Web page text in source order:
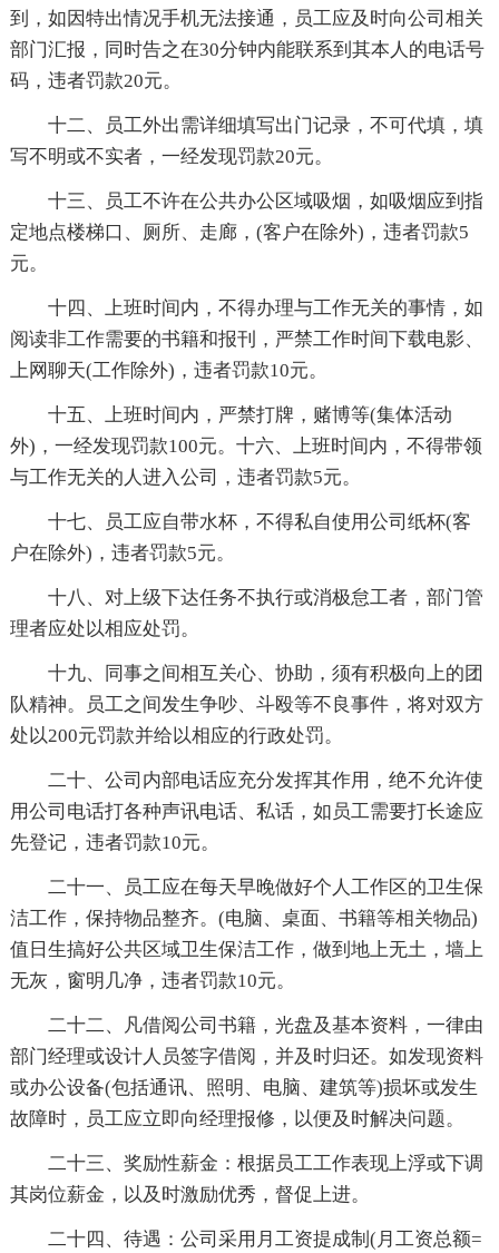
到，如因特出情况手机无法接通，员工应及时向公司相关
部门汇报，同时告之在30分钟内能联系到其本人的电话号
码，违者罚款20元。
十二、员工外出需详细填写出门记录，不可代填，填
写不明或不实者，一经发现罚款20元。
十三、员工不许在公共办公区域吸烟，如吸烟应到指
定地点楼梯口、厕所、走廊，(客户在除外)，违者罚款5
元。
十四、上班时间内，不得办理与工作无关的事情，如
阅读非工作需要的书籍和报刊，严禁工作时间下载电影、
上网聊天(工作除外)，违者罚款10元。
十五、上班时间内，严禁打牌，赌博等(集体活动
外)，一经发现罚款100元。十六、上班时间内，不得带领
与工作无关的人进入公司，违者罚款5元。
十七、员工应自带水杯，不得私自使用公司纸杯(客
户在除外)，违者罚款5元。
十八、对上级下达任务不执行或消极怠工者，部门管
理者应处以相应处罚。
十九、同事之间相互关心、协助，须有积极向上的团
队精神。员工之间发生争吵、斗殴等不良事件，将对双方
处以200元罚款并给以相应的行政处罚。
二十、公司内部电话应充分发挥其作用，绝不允许使
用公司电话打各种声讯电话、私话，如员工需要打长途应
先登记，违者罚款10元。
二十一、员工应在每天早晚做好个人工作区的卫生保
洁工作，保持物品整齐。(电脑、桌面、书籍等相关物品)
值日生搞好公共区域卫生保洁工作，做到地上无土，墙上
无灰，窗明几净，违者罚款10元。
二十二、凡借阅公司书籍，光盘及基本资料，一律由
部门经理或设计人员签字借阅，并及时归还。如发现资料
或办公设备(包括通讯、照明、电脑、建筑等)损坏或发生
故障时，员工应立即向经理报修，以便及时解决问题。
二十三、奖励性薪金：根据员工工作表现上浮或下调
其岗位薪金，以及时激励优秀，督促上进。
二十四、待遇：公司采用月工资提成制(月工资总额=